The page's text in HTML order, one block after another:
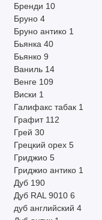
Бренди 10
Бруно 4
Бруно антико 1
Бьянка 40
Бьянко 9
Ваниль 14
Венге 109
Виски 1
Галифакс табак 1
Графит 112
Грей 30
Грецкий орех 5
Гриджио 5
Гриджио антико 1
Дуб 190
Дуб RAL 9010 6
дуб английский 4